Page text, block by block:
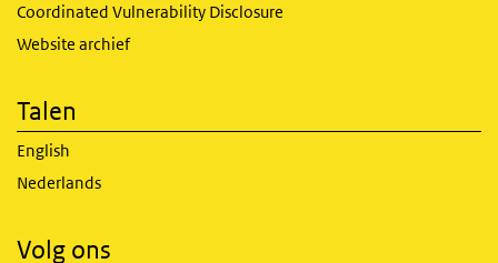
Coordinated Vulnerability Disclosure
Website archief
Talen
English
Nederlands
Volg ons